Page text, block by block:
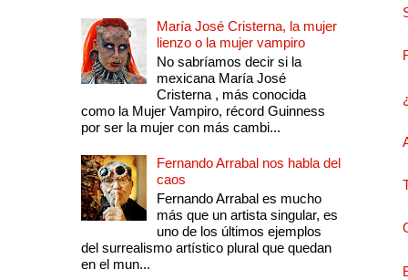
María José Cristerna, la mujer
lienzo o la mujer vampiro
No sabríamos decir si la
mexicana María José
Cristerna , más conocida
como la Mujer Vampiro, récord Guinness
por ser la mujer con más cambi...
Fernando Arrabal nos habla del
caos
Fernando Arrabal es mucho
más que un artista singular, es
uno de los últimos ejemplos
del surrealismo artístico plural que quedan
en el mun...